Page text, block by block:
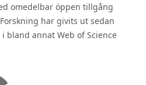
omedelbar öppen tillgång
har givits ut sedan
bland annat Web of Science